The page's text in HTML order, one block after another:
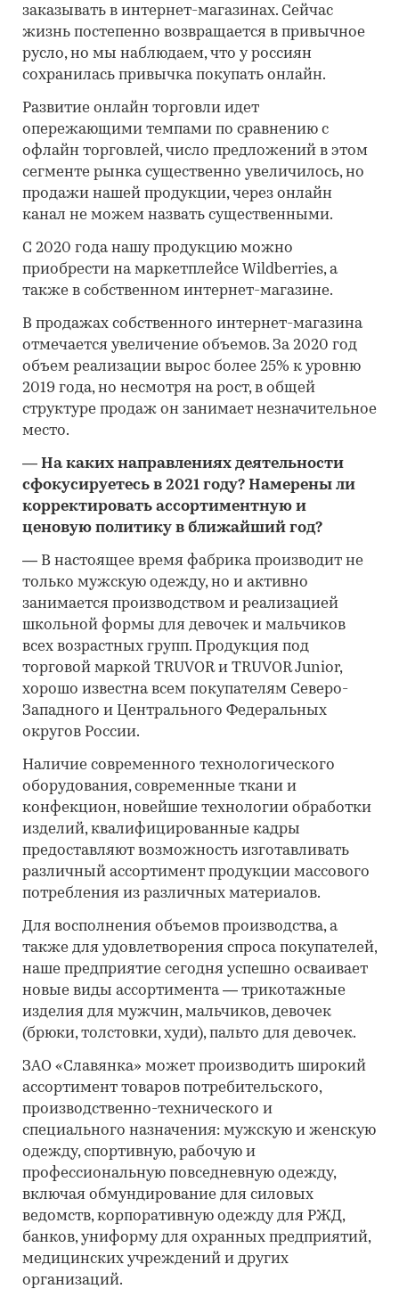
заказывать в интернет-магазинах. Сейчас
жизнь постепенно возвращается в привычное
русло, но мы наблюдаем, что у россиян
сохранилась привычка покупать онлайн.
Развитие онлайн торговли идет
опережающими темпами по сравнению с
офлайн торговлей, число предложений в этом
сегменте рынка существенно увеличилось, но
продажи нашей продукции, через онлайн
канал не можем назвать существенными.
С 2020 года нашу продукцию можно
приобрести на маркетплейсе Wildberries, а
также в собственном интернет-магазине.
В продажах собственного интернет-магазина
отмечается увеличение объемов. За 2020 год
объем реализации вырос более 25% к уровню
2019 года, но несмотря на рост, в общей
структуре продаж он занимает незначительное
место.
― На каких направлениях деятельности
сфокусируетесь в 2021 году? Намерены ли
корректировать ассортиментную и
ценовую политику в ближайший год?
― В настоящее время фабрика производит не
только мужскую одежду, но и активно
занимается производством и реализацией
школьной формы для девочек и мальчиков
всех возрастных групп. Продукция под
торговой маркой TRUVOR и TRUVOR Junior,
хорошо известна всем покупателям Северо-
Западного и Центрального Федеральных
округов России.
Наличие современного технологического
оборудования, современные ткани и
конфекцион, новейшие технологии обработки
изделий, квалифицированные кадры
предоставляют возможность изготавливать
различный ассортимент продукции массового
потребления из различных материалов.
Для восполнения объемов производства, а
также для удовлетворения спроса покупателей,
наше предприятие сегодня успешно осваивает
новые виды ассортимента― трикотажные
изделия для мужчин, мальчиков, девочек
(брюки, толстовки, худи), пальто для девочек.
ЗАО «Славянка» может производить широкий
ассортимент товаров потребительского,
производственно-технического и
специального назначения: мужскую и женскую
одежду, спортивную, рабочую и
профессиональную повседневную одежду,
включая обмундирование для силовых
ведомств, корпоративную одежду для РЖД,
банков, униформу для охранных предприятий,
медицинских учреждений и других
организаций.